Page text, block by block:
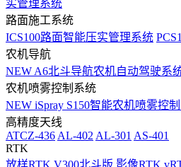
实管理系统
路面施工系统
ICS100路面智能压实管理系统
农机导航
NEW A6北斗导航农机自动驾驶系
农机喷雾控制系统
NEW iSpray S150智能农机喷雾控
高精度天线
ATCZ-436 AL-402 AL-301 AS-401
RTK
放样RTK V300北斗版 影像RTK